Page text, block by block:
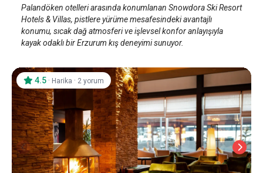
Palandöken otelleri arasında konumlanan Snowdora Ski Resort
Hotels & Villas, pistlere yürüme mesafesindeki avantajlı
konumu, sıcak dağ atmosferi ve işlevsel konfor anlayışıyla
kayak odaklı bir Erzurum kış deneyimi sunuyor.
4.5 · Harika · 2 yorum